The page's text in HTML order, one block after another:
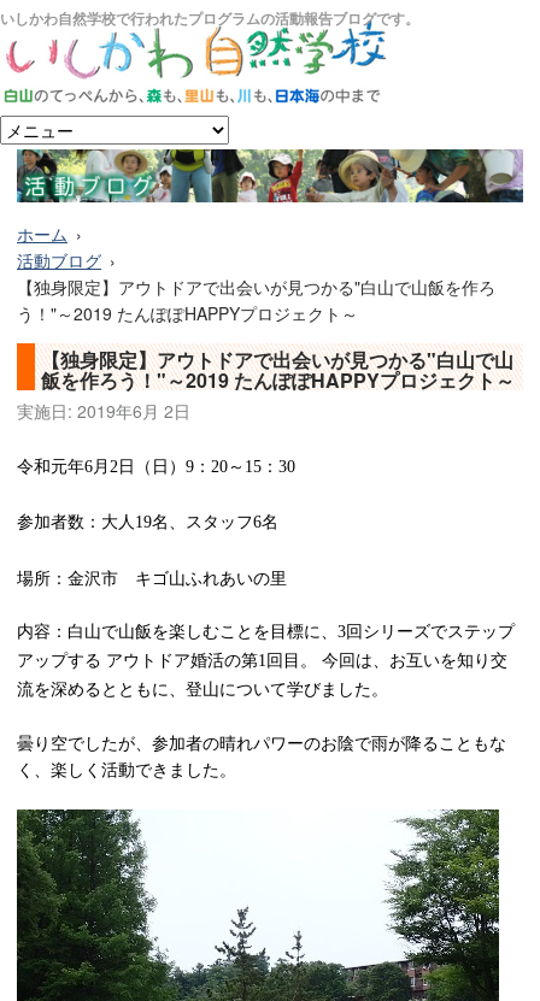
いしかわ自然学校で行われたプログラムの活動報告ブログです。
ホーム
活動ブログ
【独身限定】アウトドアで出会いが見つかる"白山で山飯を作ろ
う！"～2019 たんぽぽHAPPYプロジェクト～
【独身限定】アウトドアで出会いが見つかる"白山で山
飯を作ろう！"～2019 たんぽぽHAPPYプロジェクト～
実施日: 2019年6月 2日
令和元年6 月 2 日（日） 9 ： 20 ～ 15 ： 30
参加者数：大人 19名、スタッフ6名
場所：金沢市 キゴ山ふれあいの里
内容： 白山で山飯を楽しむことを目標に、 3回シリーズでステップ
アップする アウトドア婚活の第1回目。
今回は、お互いを知り交
流を深めるとともに、登山について学びました。
曇り空でしたが、参加者の晴れパワーのお陰で雨が降ることもな
く、楽しく活動できました。